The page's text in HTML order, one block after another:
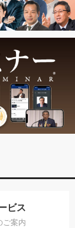
ビス
ご案内